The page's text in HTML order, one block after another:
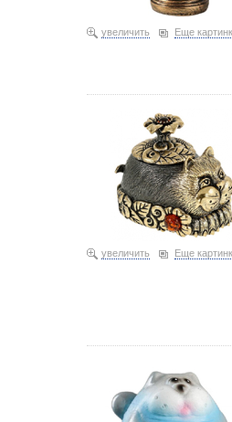
увеличить Еще
увеличить Еще
«Кот на коробочке»